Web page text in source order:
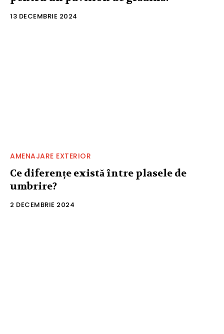
13 DECEMBRIE 2024
AMENAJARE EXTERIOR
Ce diferențe există între plasele de
umbrire?
2 DECEMBRIE 2024